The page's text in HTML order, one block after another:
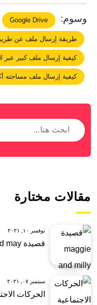
وسوم: Google Drive
طريقة إرسال ملف عن
كيفية إرسال ملف كبير عبر Gmail
كيفية إرسال ملف مساحته أكبر من
مقالات مختارة
نوفمبر ١٠, ٢٠٢١
قصيدة maggie and milly and molly and may
سبتمبر ٠٧, ٢٠٢١
الحركات